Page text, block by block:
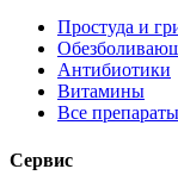
Простуда и
Антибиотики
Витамины
Все
Сервис